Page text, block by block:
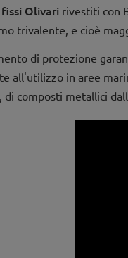
Olivari rivestiti con
trivalente, e cioè
di protezione
all'utilizzo in aree
composti metallici